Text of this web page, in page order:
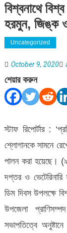
বিশ্বনাথে
হরমুন, জিঙ্ক
Uncategorized
October 9, 2020
শেয়ার করুন
স্টাফ রিপোর্টার :
শ্লোগানকে সামনে
পালন করা হয়েছে।
দপ্তর ও
ডিম দিবস উপলক্ষে
উপজেলা
সভাপতিত্বে